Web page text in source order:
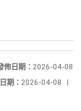
佈日期： 2026-04-08
期： 2026-04-08 |